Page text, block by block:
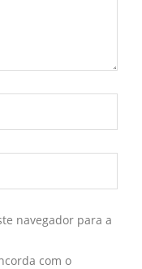
navegador para a
com o